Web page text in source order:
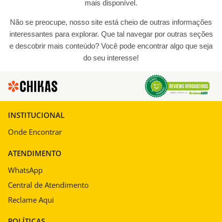
mais disponível.
Não se preocupe, nosso site está cheio de outras informações
interessantes para explorar. Que tal navegar por outras seções
e descobrir mais conteúdo? Você pode encontrar algo que seja
do seu interesse!
INSTITUCIONAL
Onde Encontrar
ATENDIMENTO
WhatsApp
Central de Atendimento
Reclame Aqui